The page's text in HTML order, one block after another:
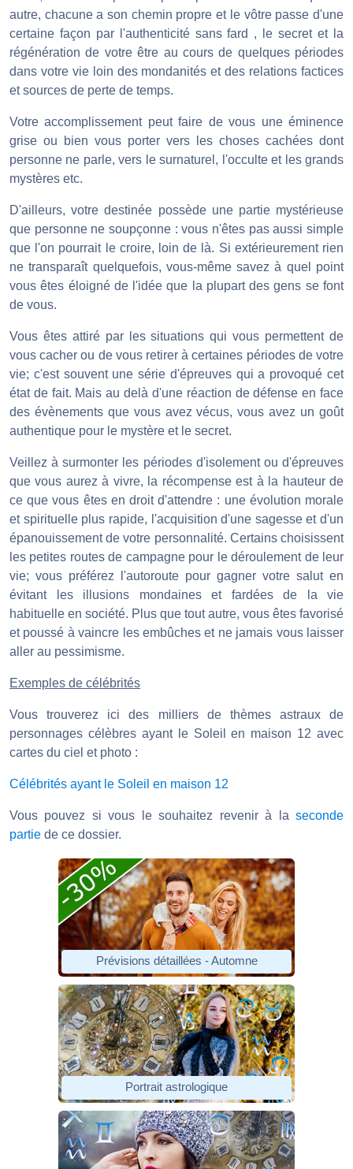
autre, chacune a son chemin propre et le vôtre passe d'une
certaine façon par l'authenticité sans fard , le secret et la
régénération de votre être au cours de quelques périodes
dans votre vie loin des mondanités et des relations factices
et sources de perte de temps.
Votre accomplissement peut faire de vous une éminence
grise ou bien vous porter vers les choses cachées dont
personne ne parle, vers le surnaturel, l'occulte et les grands
mystères etc.
D'ailleurs, votre destinée possède une partie mystérieuse
que personne ne soupçonne : vous n'êtes pas aussi simple
que l'on pourrait le croire, loin de là. Si extérieurement rien
ne transparaît quelquefois, vous-même savez à quel point
vous êtes éloigné de l'idée que la plupart des gens se font
de vous.
Vous êtes attiré par les situations qui vous permettent de
vous cacher ou de vous retirer à certaines périodes de votre
vie; c'est souvent une série d'épreuves qui a provoqué cet
état de fait. Mais au delà d'une réaction de défense en face
des évènements que vous avez vécus, vous avez un goût
authentique pour le mystère et le secret.
Veillez à surmonter les périodes d'isolement ou d'épreuves
que vous aurez à vivre, la récompense est à la hauteur de
ce que vous êtes en droit d'attendre : une évolution morale
et spirituelle plus rapide, l'acquisition d'une sagesse et d'un
épanouissement de votre personnalité. Certains choisissent
les petites routes de campagne pour le déroulement de leur
vie; vous préférez l'autoroute pour gagner votre salut en
évitant les illusions mondaines et fardées de la vie
habituelle en société. Plus que tout autre, vous êtes favorisé
et poussé à vaincre les embûches et ne jamais vous laisser
aller au pessimisme.
Exemples de célébrités
Vous trouverez ici des milliers de thèmes astraux de
personnages célèbres ayant le Soleil en maison 12 avec
cartes du ciel et photo :
Célébrités ayant le Soleil en maison 12
Vous pouvez si vous le souhaitez revenir à la seconde
partie de ce dossier.
Prévisions détaillées - Automne
Portrait astrologique